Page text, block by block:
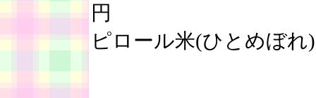
円
ピロール米(ひとめぼ